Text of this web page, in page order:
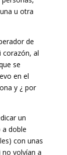
u otra
de
corazón, al
se
en el
y ¿ por
un
a doble
con unas
volvían a